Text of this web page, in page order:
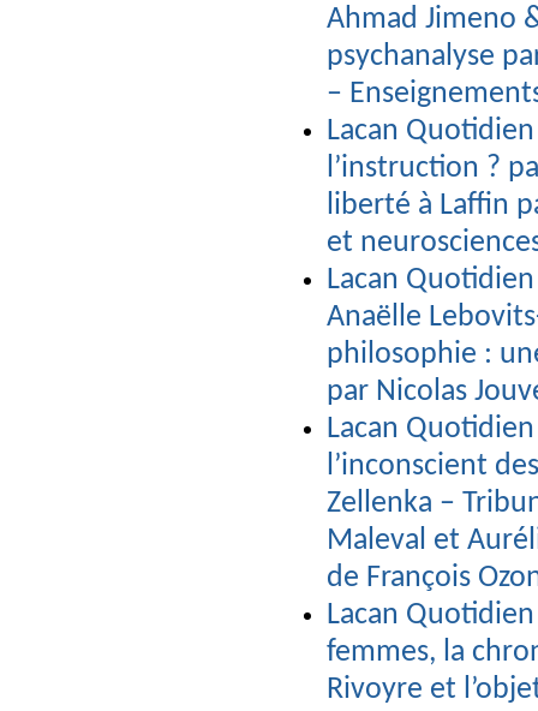
Ahmad Jimeno
psychanalyse
–
Lacan
l’instruction ?
liberté à Laffin
et
Lacan
Anaëlle
philosophie :
par Nicolas
Lacan
l’inconscient
Zellenka –
Maleval et
de François
Lacan
femmes, la
Rivoyre et